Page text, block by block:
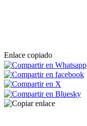
Enlace copiado